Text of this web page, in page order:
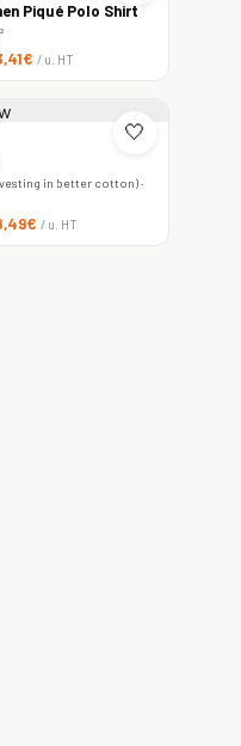
Piqué Polo Shirt
/ u. HT
🤍
in better cotton) ·
/ u. HT